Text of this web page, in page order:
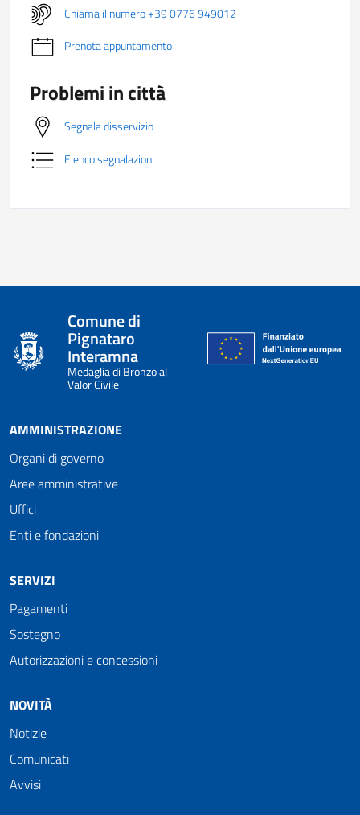
Chiama il numero +39 0776 949012
Prenota appuntamento
Problemi in città
Segnala disservizio
Elenco segnalazioni
Comune di
Pignataro
Interamna
Medaglia di Bronzo al
Valor Civile
AMMINISTRAZIONE
Organi di governo
Aree amministrative
Uffici
Enti e fondazioni
SERVIZI
Pagamenti
Sostegno
Autorizzazioni e concessioni
NOVITÀ
Notizie
Comunicati
Avvisi